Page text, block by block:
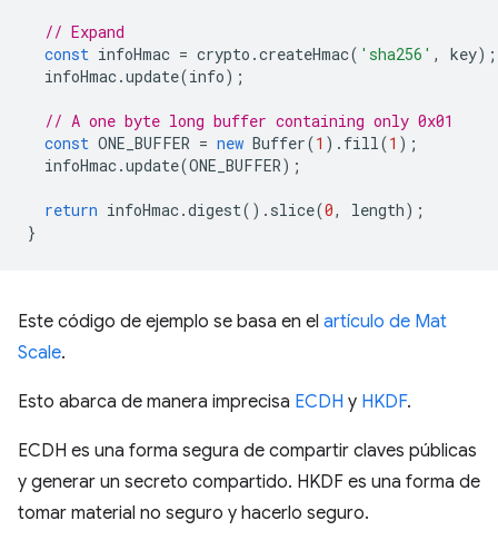
// Expand
const infoHmac = crypto .createHmac( 'sha256' , key);
infoHmac.update(info);
// A one byte long buffer containing only 0x01
const ONE_BUFFER = new Buffer(1 ). fill(1 );
infoHmac.update(ONE_BUFFER);
return infoHmac.digest(). slice(0, length);
}
Este código de ejemplo se basa en el artículo de Mat
Scale.
Esto abarca de manera imprecisa ECDH y HKDF.
ECDH es una forma segura de compartir claves públicas
y generar un secreto compartido. HKDF es una forma de
tomar material no seguro y hacerlo seguro.